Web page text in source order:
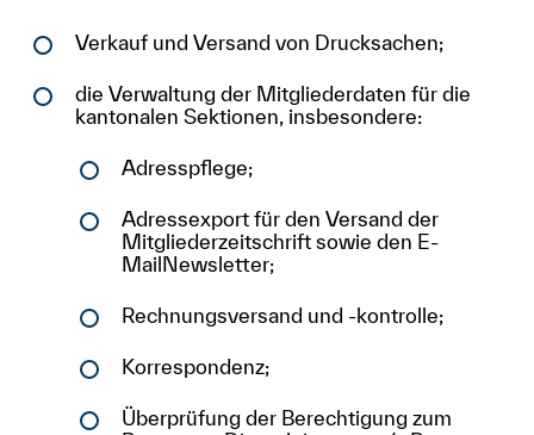
Verkauf und Versand von Drucksachen;
die Verwaltung der Mitgliederdaten für die
kantonalen Sektionen, insbesondere:
Adresspflege;
Adressexport für den Versand der
Mitgliederzeitschrift sowie den E-
MailNewsletter;
Rechnungsversand und -kontrolle;
Korrespondenz;
Überprüfung der Berechtigung zum